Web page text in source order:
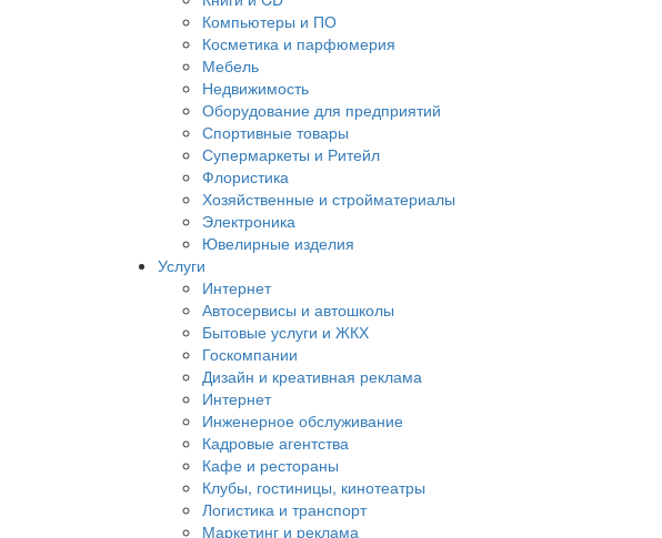
Компьютеры и ПО
Косметика и парфюмерия
Мебель
Недвижимость
Оборудование для предприятий
Спортивные товары
Супермаркеты и Ритейл
Флористика
Хозяйственные и стройматериалы
Электроника
Ювелирные изделия
Услуги
Интернет
Автосервисы и автошколы
Бытовые услуги и ЖКХ
Госкомпании
Дизайн и креативная реклама
Интернет
Инженерное обслуживание
Кадровые агентства
Кафе и рестораны
Клубы, гостиницы, кинотеатры
Логистика и транспорт
Маркетинг и реклама